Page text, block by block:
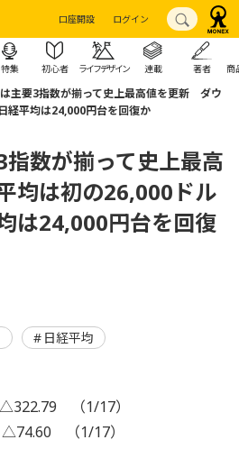
口座開設 ログイン
特集 初心者 ライフデザイン 連載 著者 商
主要3指数が揃って史上最高値を更新 ダウ
平均は24,000円台を回復か
数が揃って史上最高
均は初の26,000ドル
は24,000円台を回復
日経平均
（1/17）
（1/17）